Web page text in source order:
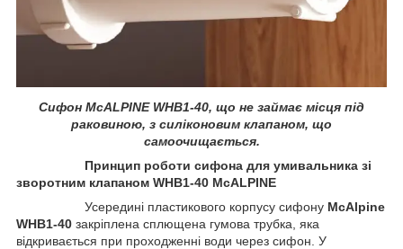
Сифон McALPINE WHB1-40, що не займає місця під
раковиною, з силіконовим клапаном, що
самоочищається.
Принцип роботи сифона для умивальника зі
зворотним клапаном WHB1-40 McALPINE
Усередині пластикового корпусу сифону McAlpine
WHB1-40 закріплена сплющена гумова трубка, яка
відкривається при проходженні води через сифон. У